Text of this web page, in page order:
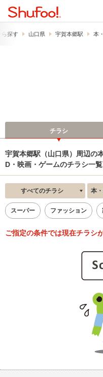
ら探す 山口県 宇賀本郷駅 本
チラシ
宇賀本郷駅（山口県）周辺の
D・映画・ゲームのチラシ一覧
すべてのチラシ 本・
スーパー ファッション
ご指定の条件では現在チラシ